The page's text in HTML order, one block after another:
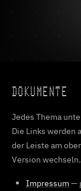
DOKUMENTE
Jedes Thema
Die Links werden
der Leiste am
Version wechseln.
Impressum—